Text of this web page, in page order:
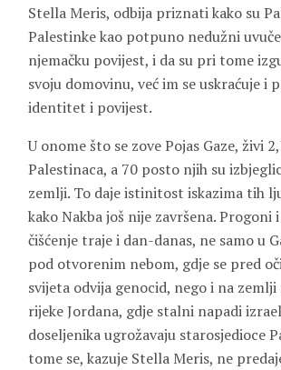
Stella Meris, odbija priznati kako su
Palestinke kao potpuno nedužni
njemačku povijest, i da su pri tome
svoju domovinu, već im se uskraćuje i
identitet i povijest.
U onome što se zove Pojas Gaze, živi
Palestinaca, a 70 posto njih su
zemlji. To daje istinitost iskazima tih
kako Nakba još nije završena. Progoni
čišćenje traje i dan-danas, ne samo u
pod otvorenim nebom, gdje se pred
svijeta odvija genocid, nego i na
rijeke Jordana, gdje stalni napadi
doseljenika ugrožavaju starosjedioce
tome se, kazuje Stella Meris, ne